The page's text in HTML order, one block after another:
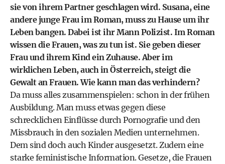
sie von ihrem Partner geschlagen wird. Susana, eine
andere junge Frau im Roman, muss zu Hause um ihr
Leben bangen. Dabei ist ihr Mann Polizist. Im Roman
wissen die Frauen, was zu tun ist. Sie geben dieser
Frau und ihrem Kind ein Zuhause. Aber im
wirklichen Leben, auch in Österreich, steigt die
Gewalt an Frauen. Wie kann man das verhindern?
Da muss alles zusammenspielen: schon in der frühen
Ausbildung. Man muss etwas gegen diese
schrecklichen Einflüsse durch Pornografie und den
Missbrauch in den sozialen Medien unternehmen.
Dem sind doch auch Kinder ausgesetzt. Zudem eine
starke feministische Information. Gesetze, die Frauen